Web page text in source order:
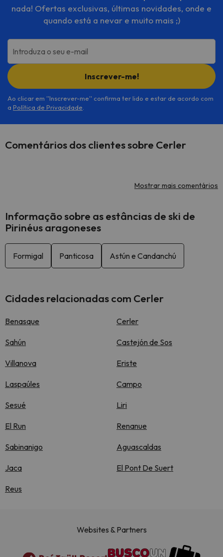
nada! Ofertas exclusivas, últimas novidades, onde e
quando está a nevar e muito mais ;)
Introduza o seu e-mail
Inscrever-me!
Ao clicar em ''Inscrever-me'' confirma ter lido e estar de acordo com
a Política de Privacidade
Comentários dos clientes sobre Cerler
Mostrar mais comentários
Informação sobre as estâncias de ski de
Pirinéus aragoneses
Formigal Panticosa Astún e Candanchú
Cidades relacionadas com Cerler
Benasque Cerler
Sahún Castejón de Sos
Villanova Eriste
Laspaúles Campo
Sesué Liri
El Run Renanue
Sabinanigo Aguascaldas
Jaca El Pont De Suert
Reus
Websites & Partners